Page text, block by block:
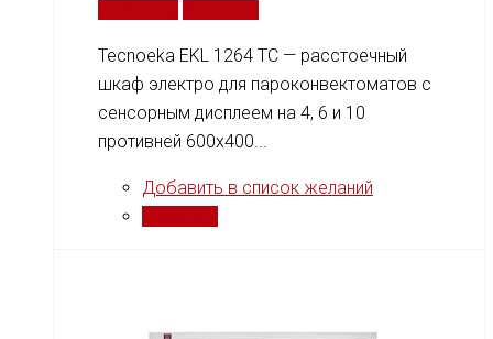
Tecnoeka EKL 1264 TC — расстоечный
шкаф электро для пароконвектоматов с
сенсорным дисплеем на 4, 6 и 10
противней 600x400...
Добавить в список желаний